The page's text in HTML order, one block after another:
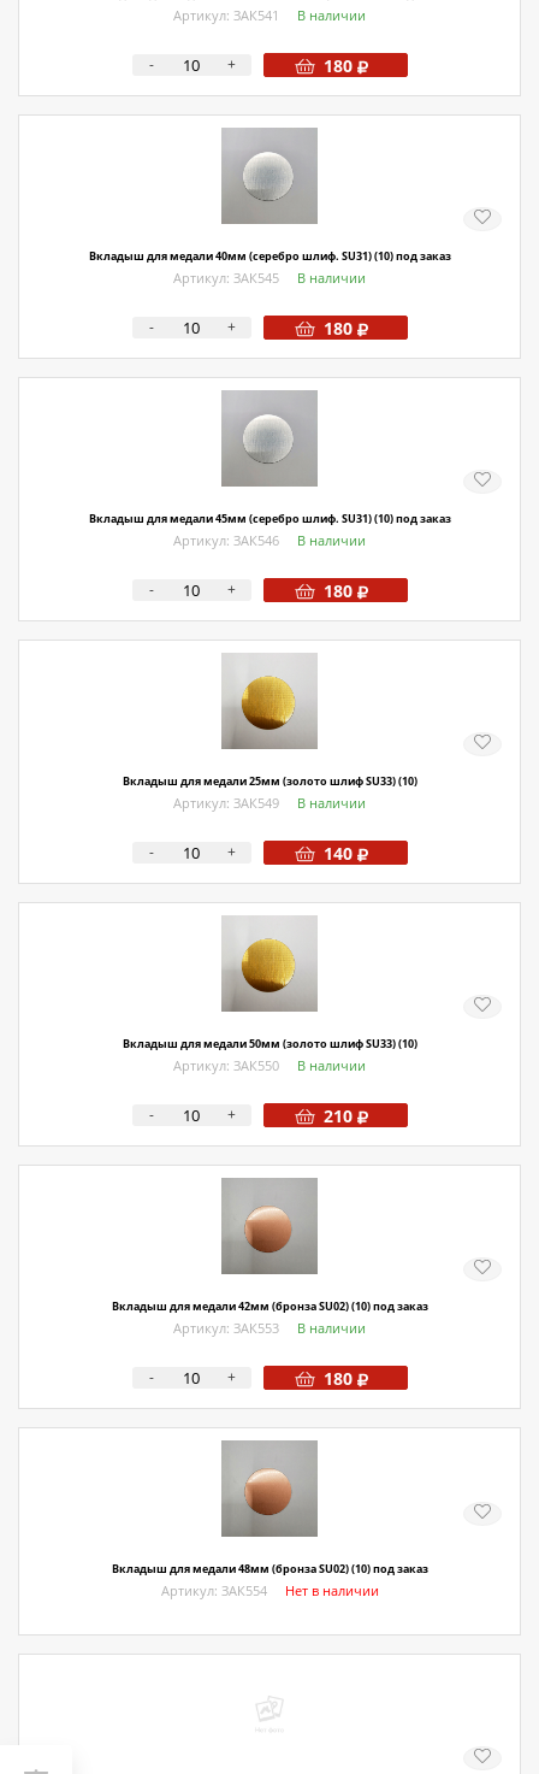
Артикул: ЗАК541 В наличии
- + 180
Вкладыш для медали 40мм (серебро шлиф. SU31) (10) под заказ
Артикул: ЗАК545 В наличии
- + 180
Вкладыш для медали 45мм (серебро шлиф. SU31) (10) под заказ
Артикул: ЗАК546 В наличии
- + 180
Вкладыш для медали 25мм (золото шлиф SU33) (10)
Артикул: ЗАК549 В наличии
- + 140
Вкладыш для медали 50мм (золото шлиф SU33) (10)
Артикул: ЗАК550 В наличии
- + 210
Вкладыш для медали 42мм (бронза SU02) (10) под заказ
Артикул: ЗАК553 В наличии
- + 180
Вкладыш для медали 48мм (бронза SU02) (10) под заказ
Артикул: ЗАК554 Нет в наличии